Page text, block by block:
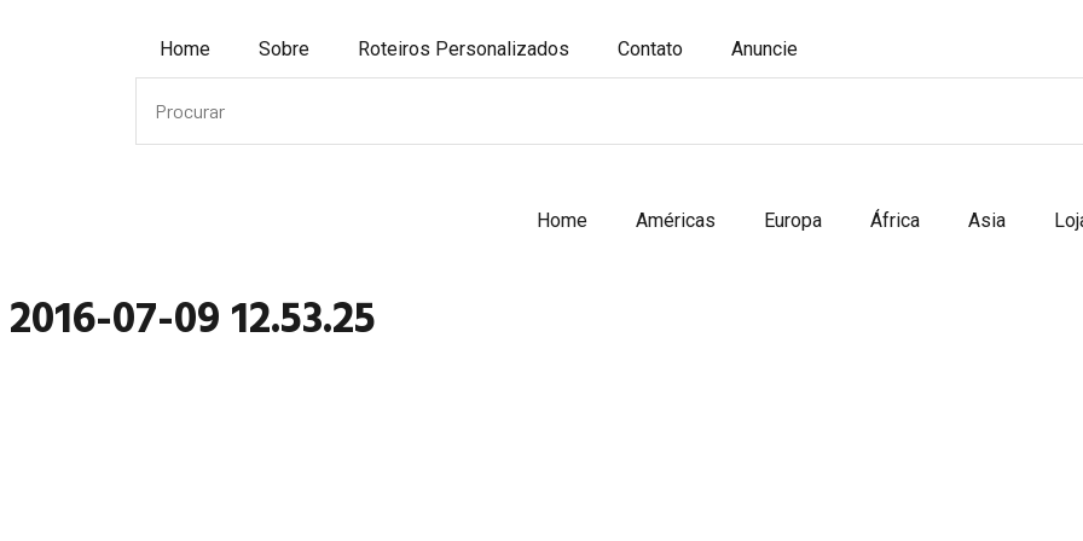
Home Sobre Roteiros Personalizados Contato Anuncie
Home Américas Europa África Asia
2016-07-09 12.53.25